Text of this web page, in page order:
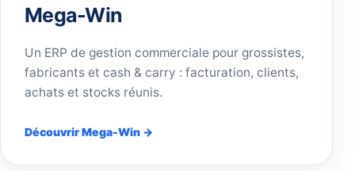
Mega-Win
Un ERP de gestion commerciale pour grossistes,
fabricants et cash & carry : facturation, clients,
achats et stocks réunis.
Découvrir Mega-Win →